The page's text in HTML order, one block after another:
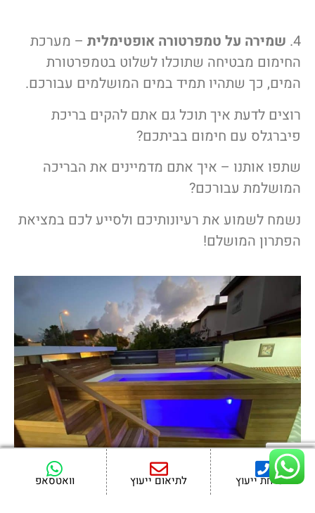
4. שמירה על טמפרטורה אופטימלית – מערכת
החימום מבטיחה שתוכלו לשלוט בטמפרטורת
המים, כך שתהיו תמיד במים המושלמים עבורכם.
רוצים לדעת איך תוכל גם אתם להקים בריכת
פיברגלס עם חימום בביתכם?
שתפו אותנו – איך אתם מדמיינים את הבריכה
המושלמת עבורכם?
נשמח לשמוע את רעיונותיכם ולסייע לכם במציאת
הפתרון המושלם!
לשיחת ייעוץ לתיאום ייעוץ וואטסאפ